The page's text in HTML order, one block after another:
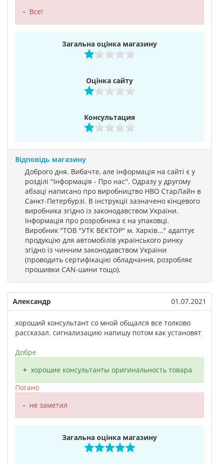
Все!
Загальна оцінка магазину
Оцінка сайту
Консультация
Відповідь магазину
Доброго дня. Вибачте, але інформація на сайті є у
розділі "Інформація - Про нас". Одразу у другому
абзаці написано про виробництво НВО СтарЛайн в
Санкт-Петербурзі. В інструкції зазначено кінцевого
виробника згідно із законодавством України.
Інформація про розробника є на упаковці.
Виробник "ТОВ "УТК ВЕКТОР" м. Харків..." адаптує
продукцію для автомобілів українського ринку
згідно із чинним законодавством України
(проводить сертифікацію обладнання, розробляє
прошивки CAN-шини тощо).
Александр 01.07.2021
хороший консультант со мной общался все толково
рассказал. сигнализацию напишу потом как установят
Добре
хорошие консультанты оригинальность товара
Погано
не заметил
Загальна оцінка магазину